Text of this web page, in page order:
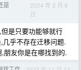
是
2024 年 2 月 6
日
是只要功能够就行
乎不存在迁移问题.
朋友你是在哪找到的.